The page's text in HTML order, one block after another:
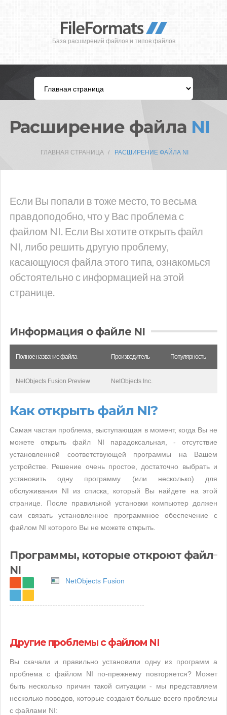
База расширений файлов и типов файлов
Расширение файла NI
ГЛАВНАЯ СТРАНИЦА РАСШИРЕНИЕ ФАЙЛА NI
Если Вы попали в тоже место, то весьма
правдоподобно, что у Вас проблема с
файлом NI. Если Вы хотите открыть файл
NI, либо решить другую проблему,
касающуюся файла этого типа, ознакомься
обстоятельно с информацией на этой
странице.
Информация о файле NI
Полное название файла Производитель Популярность
NetObjects Fusion Preview NetObjects Inc.
Как открыть файл NI?
Самая частая проблема, выступающая в момент, когда Вы не
можете открыть файл NI парадоксальная, - отсутствие
установленной соответствующей программы на Вашем
устройстве. Решение очень простое, достаточно выбрать и
установить одну программу (или несколько) для
обслуживания NI из списка, который Вы найдете на этой
странице. После правильной установки компьютер должен
сам связать установленное программное обеспечение с
файлом NI которого Вы не можете открыть.
Программы, которые откроют файл
NI
NetObjects Fusion
Другие проблемы с файлом NI
Вы скачали и правильно установили одну из программ а
проблема с файлом NI по-прежнему повторяется? Может
быть несколько причин такой ситуации - мы представляем
несколько поводов, которые создают больше всего проблемы
с файлами NI: